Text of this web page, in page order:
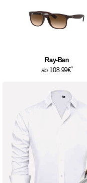
Ray-Ban
ab 108.99€*